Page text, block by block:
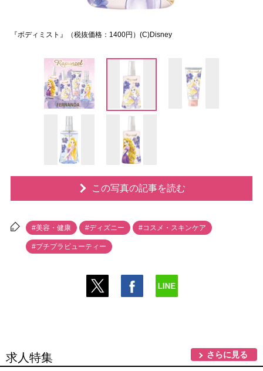
『ボディミスト』（税抜価格：1400円）(C)Disney
この写真の記事を読む
#美容・健康 #ディズニー #コスメ・スキンケア
#プチプラビューティー
求人特集 さらに見る